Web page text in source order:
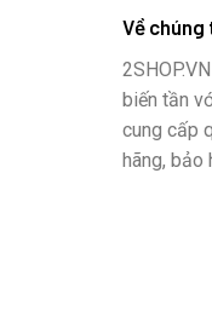
Về chúng
biến tần
cung cấp
hãng, bảo